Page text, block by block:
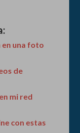
en una foto
de
mi red
con estas